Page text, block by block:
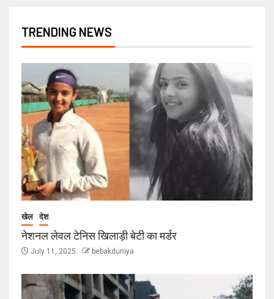
TRENDING NEWS
खेल देश
नेशनल लेवल टेनिस खिलाड़ी बेटी का मर्डर
July 11, 2025 bebakduniya